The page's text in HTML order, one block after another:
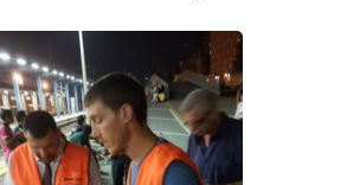
paradiso dei monti
Valpolicella, sul lago di
Il programma prevede
lezioni di asana,…